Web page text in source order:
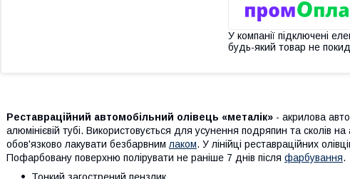
У компанії підключені
будь-який товар не
Реставраційний автомобільний олівець «металік» - акрилова
алюмінієвій тубі. Використовується для усунення подряпин та сколів
обов'язково лакувати безбарвнимлаком. У лінійці реставраційних
Пофарбовану поверхню полірувати не раніше 7 днів після фарбування.